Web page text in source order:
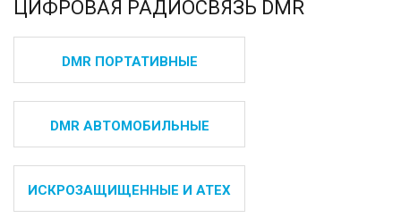
ЦИФРОВАЯ РАДИОСВЯЗЬ DMR
DMR ПОРТАТИВНЫЕ
DMR АВТОМОБИЛЬНЫЕ
ИСКРОЗАЩИЩЕННЫЕ И ATEX